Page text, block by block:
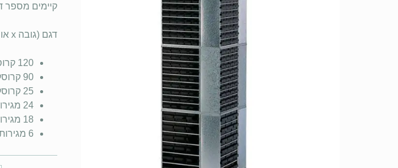
קיימים מספר
דגם (גובה x אורך x רוחב) במ"מ:
120 קרוסלה – 1760xΦ680
90 קרוסלה – 1600xΦ680
25 קרוסלה – 1600xΦ880
24 מגירות – 552x306x150
18 מגירות – 417x306x150
6 מגירות – 435x357x255